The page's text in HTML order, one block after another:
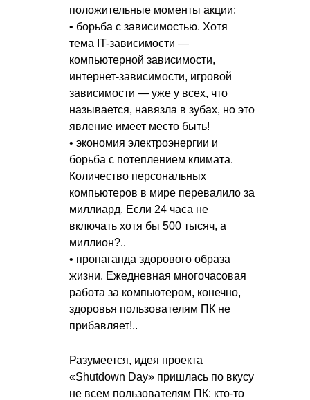
положительные моменты акции:
• борьба с зависимостью. Хотя
тема IT-зависимости —
компьютерной зависимости,
интернет-зависимости, игровой
зависимости — уже у всех, что
называется, навязла в зубах, но это
явление имеет место быть!
• экономия электроэнергии и
борьба с потеплением климата.
Количество персональных
компьютеров в мире перевалило за
миллиард. Если 24 часа не
включать хотя бы 500 тысяч, а
миллион?..
• пропаганда здорового образа
жизни. Ежедневная многочасовая
работа за компьютером, конечно,
здоровья пользователям ПК не
прибавляет!..
Разумеется, идея проекта
«Shutdown Day» пришлась по вкусу
не всем пользователям ПК: кто-то